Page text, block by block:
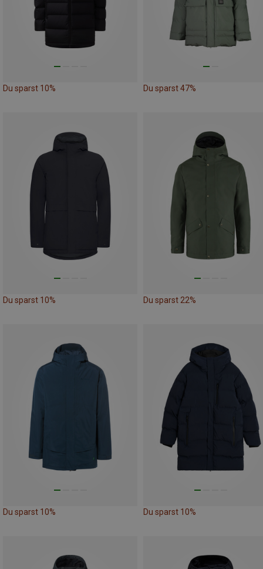
Du sparst 10% Du sparst 47%
Du sparst 10% Du sparst 22%
Du sparst 10% Du sparst 10%